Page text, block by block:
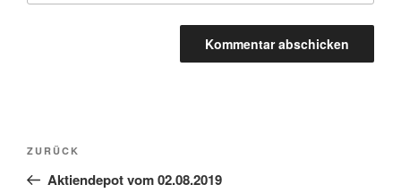
Beitragsnavigation
Vorheriger
Beitrag
ZURÜCK
Aktiendepot vom 02.08.2019